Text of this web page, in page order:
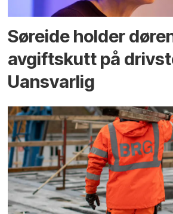
Søreide holder
avgiftskutt på
Uansvarlig